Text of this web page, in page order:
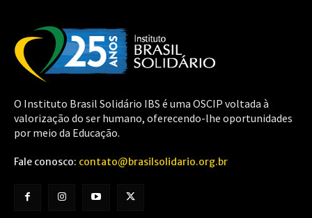
O Instituto Brasil Solidário IBS é uma OSCIP voltada à
valorização do ser humano, oferecendo-lhe oportunidades
por meio da Educação.
Fale conosco: contato@brasilsolidario.org.br